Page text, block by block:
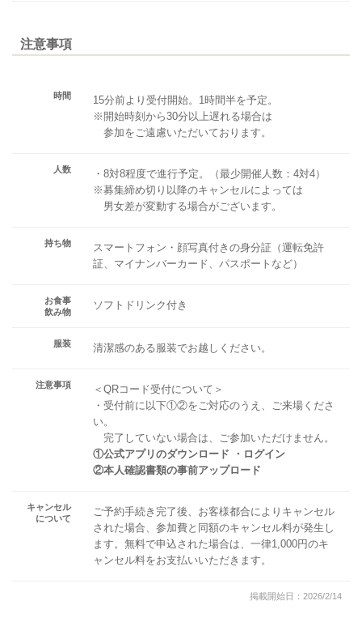
注意事項
時間
15分前より受付開始。1時間半を予定。
※開始時刻から30分以上遅れる場合は
参加をご遠慮いただいております。
人数
・8対8程度で進行予定。（最少開催人数：4対4）
※募集締め切り以降のキャンセルによっては
男女差が変動する場合がございます。
持ち物
スマートフォン・顔写真付きの身分証（運転免許
証、マイナンバーカード、パスポートなど）
お食事
飲み物
ソフトドリンク付き
服装 清潔感のある服装でお越しください。
注意事項
＜QRコード受付について＞
・受付前に以下①②をご対応のうえ、ご来場くださ
い。
完了していない場合は、ご参加いただけません。
①公式アプリのダウンロード ・ログイン
②本人確認書類の事前アップロード
キャンセル
について
ご予約手続き完了後、お客様都合によりキャンセル
された場合、参加費と同額のキャンセル料が発生し
ます。無料で申込された場合は、一律1,000円のキ
ャンセル料をお支払いいただきます。
掲載開始日：2026/2/14